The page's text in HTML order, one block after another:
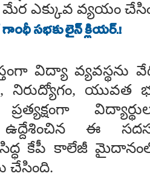
మేర ఎక్కువ వ్యయం
సభకు లైన్ క్లియర్.!
విద్యా వ్యవస్థను
నిరుద్యోగం, యువత
ఉద్దేశించిన ఈ
కేపీ కాలేజీ మైదానంలో
చేసింది.